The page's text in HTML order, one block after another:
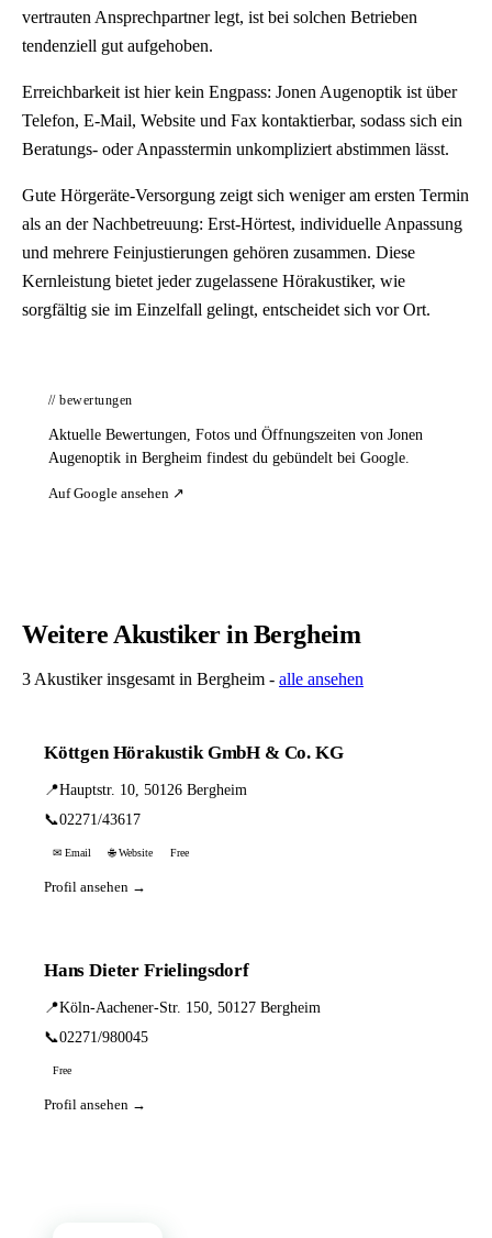
vertrauten Ansprechpartner legt, ist bei solchen Betrieben
tendenziell gut aufgehoben.
Erreichbarkeit ist hier kein Engpass: Jonen Augenoptik ist über
Telefon, E-Mail, Website und Fax kontaktierbar, sodass sich ein
Beratungs- oder Anpasstermin unkompliziert abstimmen lässt.
Gute Hörgeräte-Versorgung zeigt sich weniger am ersten Termin
als an der Nachbetreuung: Erst-Hörtest, individuelle Anpassung
und mehrere Feinjustierungen gehören zusammen. Diese
Kernleistung bietet jeder zugelassene Hörakustiker, wie
sorgfältig sie im Einzelfall gelingt, entscheidet sich vor Ort.
// bewertungen
Aktuelle Bewertungen, Fotos und Öffnungszeiten von Jonen
Augenoptik in Bergheim findest du gebündelt bei Google.
Auf Google ansehen ↗
Weitere Akustiker in Bergheim
3 Akustiker insgesamt in Bergheim - alle ansehen
Köttgen Hörakustik GmbH & Co. KG
📍Hauptstr. 10, 50126 Bergheim
📞02271/43617
✉ Email 🌐 Website Free
Profil ansehen →
Hans Dieter Frielingsdorf
📍Köln-Aachener-Str. 150, 50127 Bergheim
📞02271/980045
Free
Profil ansehen →